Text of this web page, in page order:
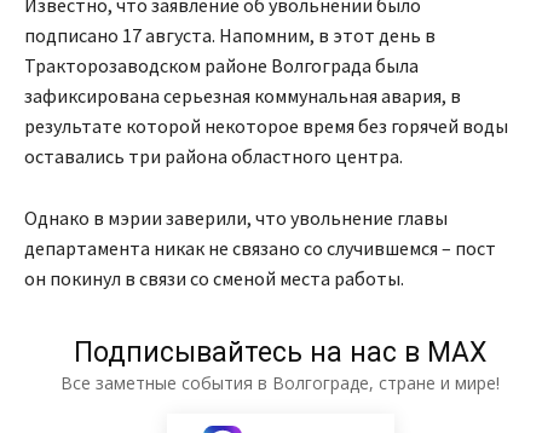
подписано 17 августа. Напомним, в этот день в
Тракторозаводском районе Волгограда была
зафиксирована серьезная коммунальная авария, в
результате которой некоторое время без горячей воды
оставались три района областного центра.
Однако в мэрии заверили, что увольнение главы
департамента никак не связано со случившемся – пост
он покинул в связи со сменой места работы.
Подписывайтесь на нас в МАХ
Все заметные события в Волгограде, стране и мире!